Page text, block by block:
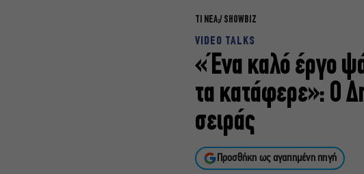
ΤΙ ΝΕΑ; SHOWBIZ
VIDEO TALKS
«Ένα καλό έργο
τα κατάφερε»: Ο
σειράς
Προσθήκη ως αγαπημένη πηγή